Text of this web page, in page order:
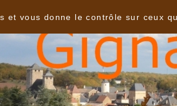
et vous donne le contrôle sur ceux